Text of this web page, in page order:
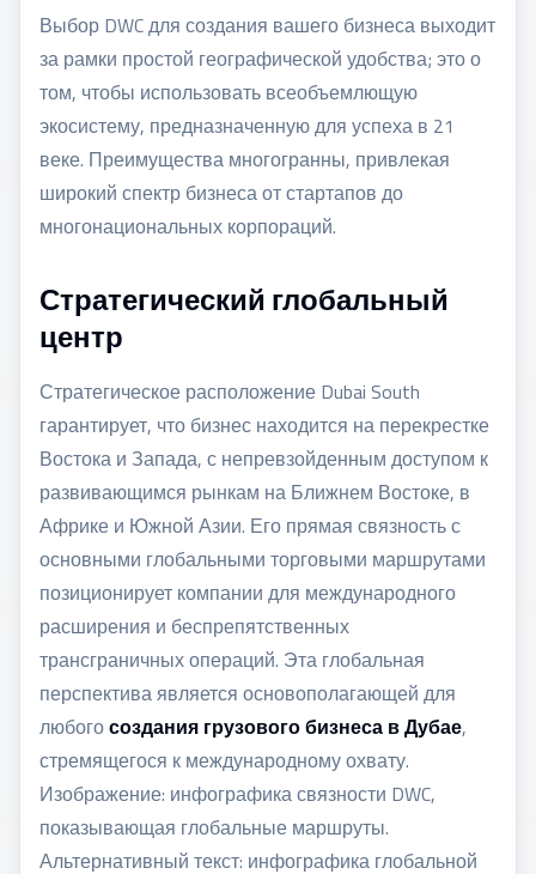
Выбор DWC для создания вашего бизнеса выходит
за рамки простой географической удобства; это о
том, чтобы использовать всеобъемлющую
экосистему, предназначенную для успеха в 21
веке. Преимущества многогранны, привлекая
широкий спектр бизнеса от стартапов до
многонациональных корпораций.
Стратегический глобальный
центр
Стратегическое расположение Dubai South
гарантирует, что бизнес находится на перекрестке
Востока и Запада, с непревзойденным доступом к
развивающимся рынкам на Ближнем Востоке, в
Африке и Южной Азии. Его прямая связность с
основными глобальными торговыми маршрутами
позиционирует компании для международного
расширения и беспрепятственных
трансграничных операций. Эта глобальная
перспектива является основополагающей для
любогосоздания грузового бизнеса в Дубае,
стремящегося к международному охвату.
Изображение: инфографика связности DWC,
показывающая глобальные маршруты.
Альтернативный текст: инфографика глобальной